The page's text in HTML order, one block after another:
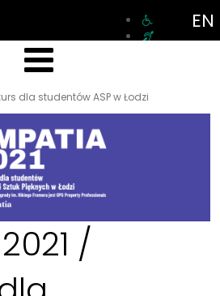
EN
dla studentów ASP w Łodzi
/